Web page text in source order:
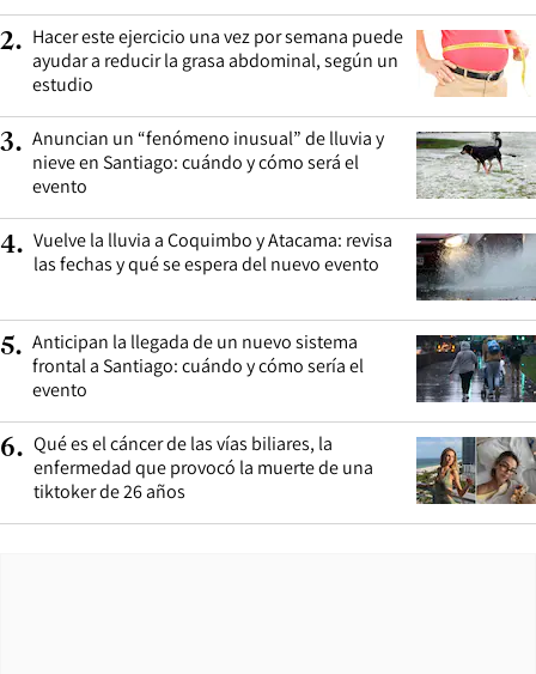
2. Hacer este ejercicio una vez por semana puede
ayudar a reducir la grasa abdominal, según un
estudio
3. Anuncian un “fenómeno inusual” de lluvia y
nieve en Santiago: cuándo y cómo será el
evento
4. Vuelve la lluvia a Coquimbo y Atacama: revisa
las fechas y qué se espera del nuevo evento
5. Anticipan la llegada de un nuevo sistema
frontal a Santiago: cuándo y cómo sería el
evento
6. Qué es el cáncer de las vías biliares, la
enfermedad que provocó la muerte de una
tiktoker de 26 años